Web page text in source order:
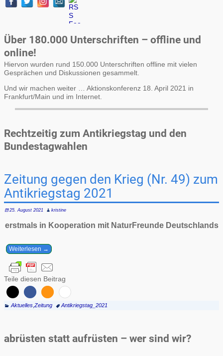
Über 180.000 Unterschriften – offline und
online!
Hiervon wurden rund 150.000 Unterschriften offline mit vielen
Gesprächen und Diskussionen gesammelt.
Und wir machen weiter … Aktionskonferenz 18. April 2021 in
Frankfurt/Main und im Internet.
Rechtzeitig zum Antikriegstag und den
Bundestagwahlen
Zeitung gegen den Krieg (Nr. 49) zum
Antikriegstag 2021
25. August 2021 kristine
erstmals in Kooperation mit NaturFreunde Deutschlands
Weiterlesen →
Teile diesen Beitrag
Aktuelles, Zeitung Antikriegstag_2021
abrüsten statt aufrüsten – wer sind wir?